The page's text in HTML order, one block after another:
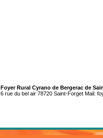
Foyer Rural Cyrano de Bergerac de
6 rue du bel air 78720 Saint-Forget Mail: